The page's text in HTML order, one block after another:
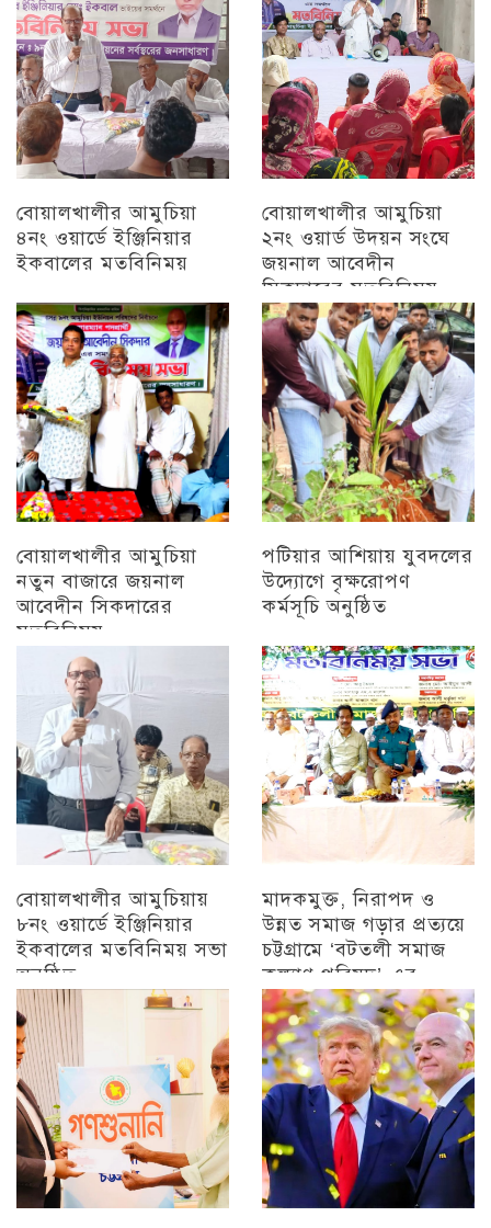
বোয়ালখালীর আমুচিয়া
৪নং ওয়ার্ডে ইঞ্জিনিয়ার
ইকবালের মতবিনিময়
বোয়ালখালীর আমুচিয়া
২নং ওয়ার্ড উদয়ন সংঘে
জয়নাল আবেদীন
সিকদারের মতবিনিময়
অন্যান্য
বোয়ালখালীর আমুচিয়া
নতুন বাজারে জয়নাল
আবেদীন সিকদারের
মতবিনিময়
চট্টগ্রাম
পটিয়ার আশিয়ায় যুবদলের
উদ্যোগে বৃক্ষরোপণ
কর্মসূচি অনুষ্ঠিত
বোয়ালখালীর আমুচিয়ায়
৮নং ওয়ার্ডে ইঞ্জিনিয়ার
ইকবালের মতবিনিময় সভা
অনুষ্ঠিত
চট্টগ্রাম
মাদকমুক্ত, নিরাপদ ও
উন্নত সমাজ গড়ার প্রত্যয়ে
চট্টগ্রামে ‘বটতলী সমাজ
কল্যাণ পরিষদ’-এর
মতবিনিময় সভা অনুষ্ঠিত
চট্টগ্রাম